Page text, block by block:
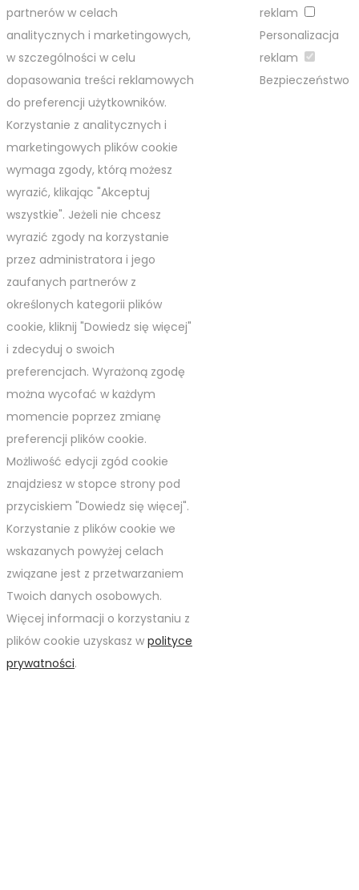
partnerów w celach
analitycznych i marketingowych,
w szczególności w celu
dopasowania treści reklamowych
do preferencji użytkowników.
Korzystanie z analitycznych i
marketingowych plików cookie
wymaga zgody, którą możesz
wyrazić, klikając "Akceptuj
wszystkie". Jeżeli nie chcesz
wyrazić zgody na korzystanie
przez administratora i jego
zaufanych partnerów z
określonych kategorii plików
cookie, kliknij "Dowiedz się więcej"
i zdecyduj o swoich
preferencjach. Wyrażoną zgodę
można wycofać w każdym
momencie poprzez zmianę
preferencji plików cookie.
Możliwość edycji zgód cookie
znajdziesz w stopce strony pod
przyciskiem "Dowiedz się więcej".
Korzystanie z plików cookie we
wskazanych powyżej celach
związane jest z przetwarzaniem
Twoich danych osobowych.
Więcej informacji o korzystaniu z
plików cookie uzyskasz w polityce
prywatności.
reklam
Personalizacja
reklam
Bezpieczeństwo